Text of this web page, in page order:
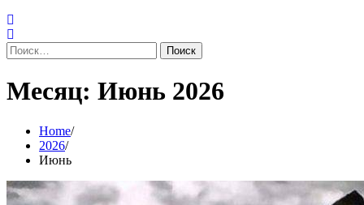
Найти:
Месяц: Июнь 2026
Home
2026
Июнь